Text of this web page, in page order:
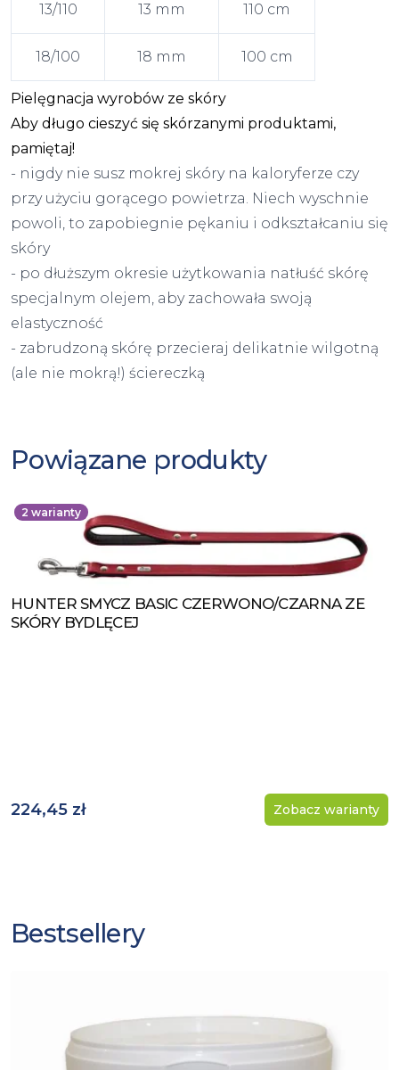
13/110 13 mm 110 cm
18/100 18 mm 100 cm
Pielęgnacja wyrobów ze skóry
Aby długo cieszyć się skórzanymi produktami,
pamiętaj!
- nigdy nie susz mokrej skóry na kaloryferze czy
przy użyciu gorącego powietrza. Niech wyschnie
powoli, to zapobiegnie pękaniu i odkształcaniu się
skóry
- po dłuższym okresie użytkowania natłuść skórę
specjalnym olejem, aby zachowała swoją
elastyczność
- zabrudzoną skórę przecieraj delikatnie wilgotną
(ale nie mokrą!) ściereczką
Powiązane produkty
2 warianty
Zobacz produkt
HUNTER SMYCZ BASIC CZERWONO/CZARNA ZE
SKÓRY BYDLĘCEJ
224,45 zł Zobacz warianty
Bestsellery